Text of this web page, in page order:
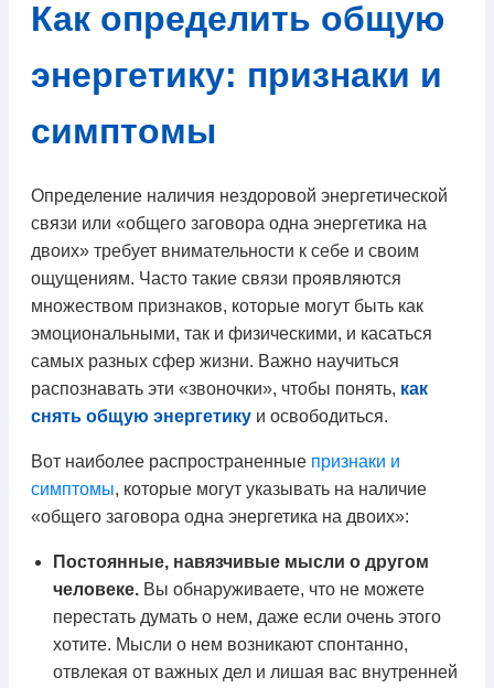
Как определить общую
энергетику: признаки и
симптомы
Определение наличия нездоровой энергетической
связи или «общего заговора одна энергетика на
двоих» требует внимательности к себе и своим
ощущениям. Часто такие связи проявляются
множеством признаков, которые могут быть как
эмоциональными, так и физическими, и касаться
самых разных сфер жизни. Важно научиться
распознавать эти «звоночки», чтобы понять, как
снять общую энергетику и освободиться.
Вот наиболее распространенные признаки и
симптомы, которые могут указывать на наличие
«общего заговора одна энергетика на двоих»:
Постоянные, навязчивые мысли о другом
человеке. Вы обнаруживаете, что не можете
перестать думать о нем, даже если очень этого
хотите. Мысли о нем возникают спонтанно,
отвлекая от важных дел и лишая вас внутренней